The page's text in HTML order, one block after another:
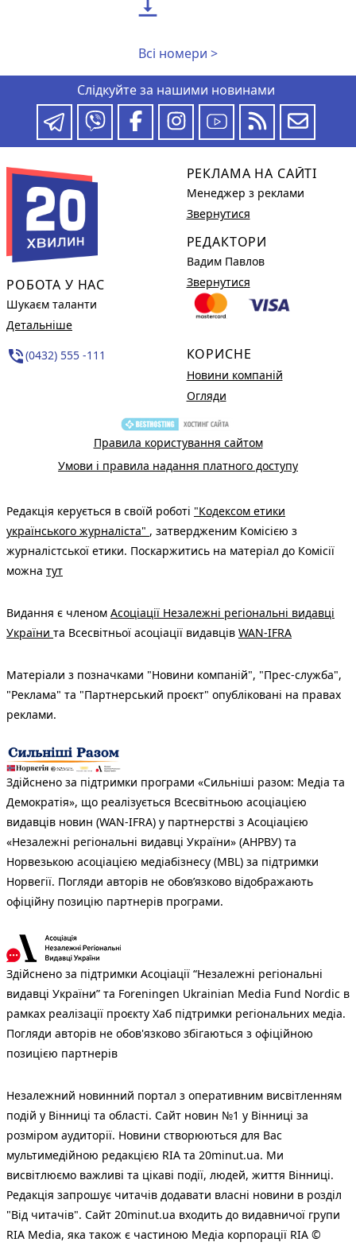

Всі номери >
Слідкуйте за нашими новинами
РОБОТА У НАС
Шукаєм таланти
Детальніше
phone_in_talk(0432) 555 -111
РЕКЛАМА НА САЙТІ
Менеджер з реклами
Звернутися
РЕДАКТОРИ
Вадим Павлов
Звернутися
КОРИСНЕ
Новини компаній
Огляди
Правила користування сайтом
Умови і правила надання платного доступу
Редакція керується в своїй роботі "Кодексом етики
українського журналіста" , затвердженим Комісією з
журналістської етики. Поскаржитись на матеріал до Комісії
можна тут
Видання є членом Асоціації Незалежні регіональні видавці
України та Всесвітньої асоціації видавців WAN-IFRA
Матеріали з позначками "Новини компаній", "Прес-служба",
"Реклама" та "Партнерський проєкт" опубліковані на правах
реклами.
Здійснено за підтримки програми «Сильніші разом: Медіа та
Демократія», що реалізується Всесвітньою асоціацією
видавців новин (WAN-IFRA) у партнерстві з Асоціацією
«Незалежні регіональні видавці України» (АНРВУ) та
Норвезькою асоціацією медіабізнесу (MBL) за підтримки
Норвегії. Погляди авторів не обов’язково відображають
офіційну позицію партнерів програми.
Здійснено за підтримки Асоціації “Незалежні регіональні
видавці України” та Foreningen Ukrainian Media Fund Nordic в
рамках реалізації проєкту Хаб підтримки регіональних медіа.
Погляди авторів не обов'язково збігаються з офіційною
позицією партнерів
Незалежний новинний портал з оперативним висвітленням
подій у Вінниці та області. Сайт новин №1 у Вінниці за
розміром аудиторії. Новини створюються для Вас
мультимедійною редакцією RIA та 20minut.ua. Ми
висвітлюємо важливі та цікаві події, людей, життя Вінниці.
Редакція запрошує читачів додавати власні новини в розділ
"Від читачів". Сайт 20minut.ua входить до видавничої групи
RIA Media, яка також є частиною Медіа корпорації RIA ©